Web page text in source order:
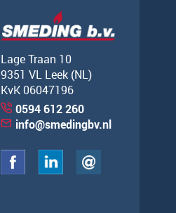
Lage Traan 10
9351 VL Leek (NL)
KvK 06047196
0594 612 260
info@smedingbv.nl